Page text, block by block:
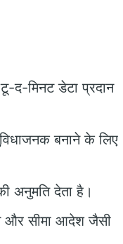
द-मिनट डेटा प्रदान
बनाने के लिए
अनुमति देता है।
और सीमा आदेश जैसी